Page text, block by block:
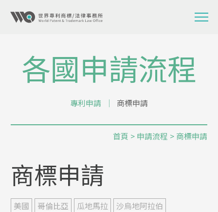
各國申請流程
專利申請 │ 商標申請
首頁 > 申請流程 > 商標申請
商標申請
美國 哥倫比亞 瓜地馬拉
沙烏地阿拉伯